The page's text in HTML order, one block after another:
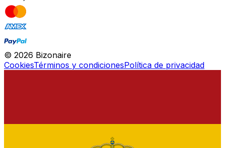
© 2026 Bizonaire
CookiesTérminos y condicionesPolítica de privacidad